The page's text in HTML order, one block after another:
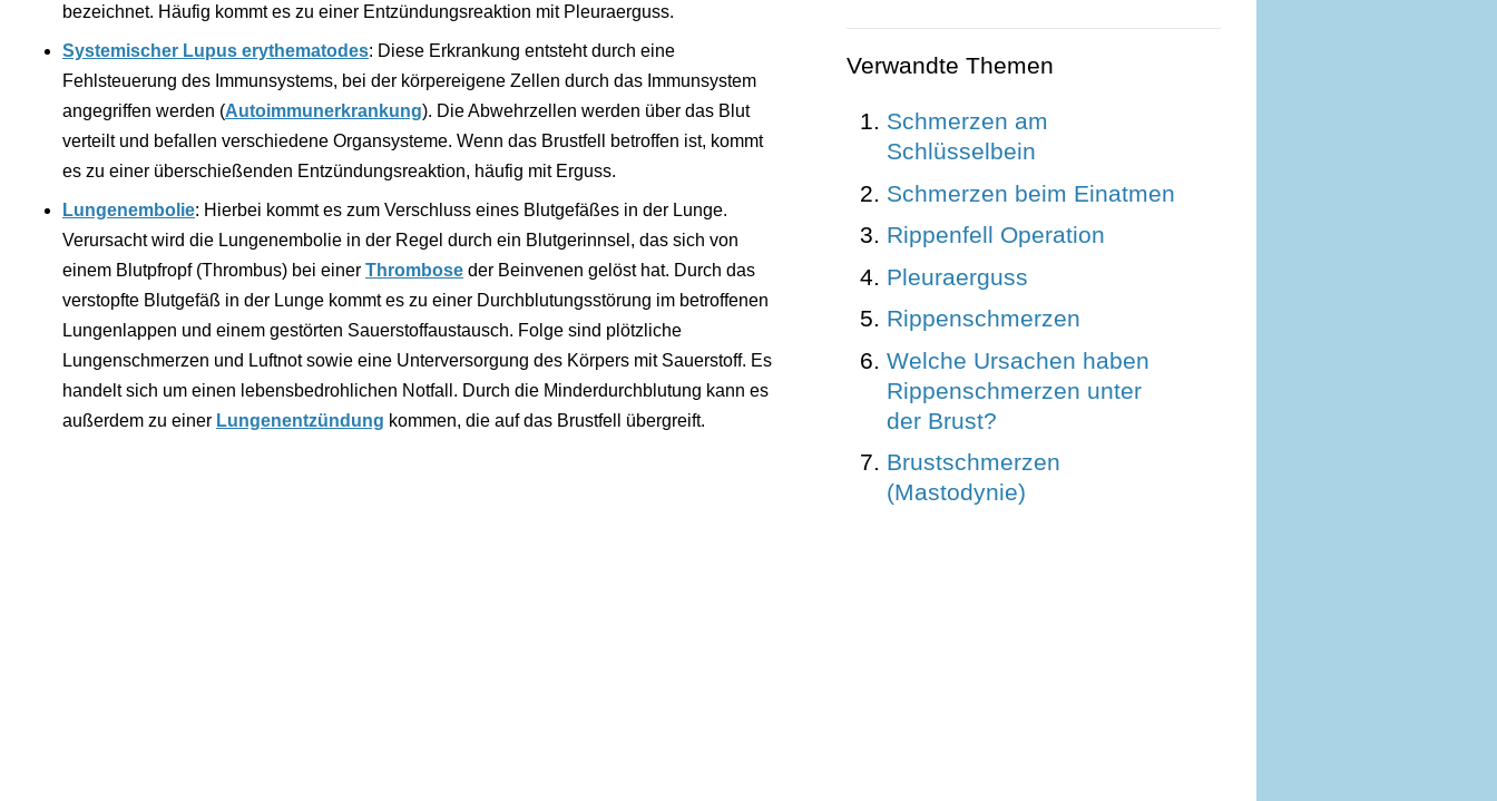
bezeichnet. Häufig kommt es zu einer Entzündungsreaktion mit Pleuraerguss.
Systemischer Lupus erythematodes: Diese Erkrankung entsteht durch eine
Fehlsteuerung des Immunsystems, bei der körpereigene Zellen durch das Immunsystem
angegriffen werden (Autoimmunerkrankung). Die Abwehrzellen werden über das Blut
verteilt und befallen verschiedene Organsysteme. Wenn das Brustfell betroffen ist, kommt
es zu einer überschießenden Entzündungsreaktion, häufig mit Erguss.
Lungenembolie: Hierbei kommt es zum Verschluss eines Blutgefäßes in der Lunge.
Verursacht wird die Lungenembolie in der Regel durch ein Blutgerinnsel, das sich von
einem Blutpfropf (Thrombus) bei einer Thrombose der Beinvenen gelöst hat. Durch das
verstopfte Blutgefäß in der Lunge kommt es zu einer Durchblutungsstörung im betroffenen
Lungenlappen und einem gestörten Sauerstoffaustausch. Folge sind plötzliche
Lungenschmerzen und Luftnot sowie eine Unterversorgung des Körpers mit Sauerstoff. Es
handelt sich um einen lebensbedrohlichen Notfall. Durch die Minderdurchblutung kann es
außerdem zu einer Lungenentzündung kommen, die auf das Brustfell übergreift.
Verwandte Themen
Schmerzen am
Schlüsselbein
Schmerzen beim Einatmen
Rippenfell Operation
Pleuraerguss
Rippenschmerzen
Welche Ursachen haben
Rippenschmerzen unter
der Brust?
Brustschmerzen
(Mastodynie)